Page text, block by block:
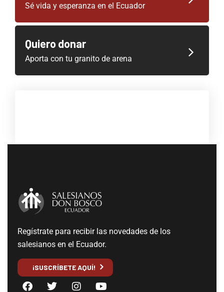
Sé vida y esperanza en el Ecuador
Quiero donar
Aporta con tu granito de arena
Regístrate para recibir las novedades de los
salesianos en el Ecuador.
¡SUSCRÍBETE AQUÍ!